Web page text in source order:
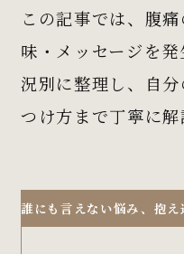
この記事では、腹
味・メッセージを
況別に整理し、自
つけ方まで丁寧に解
誰にも言えない悩み、抱え